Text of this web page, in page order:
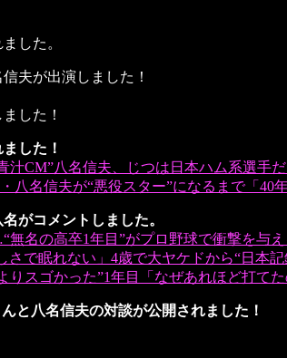
した。
夫が出演しました！
した！
した！
CM”八名信夫、じつは日本ハム系選手
名信夫が“悪役スター”になるまで「40
がコメントしました。
名の高卒1年目”がプロ野球で衝撃を与
で眠れない」4歳で大ヤケドから“日本
スゴかった”1年目「なぜあれほど打て
と八名信夫の対談が公開されました！